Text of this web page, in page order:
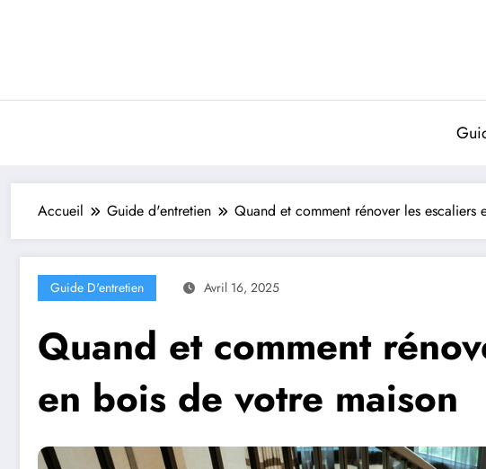
Accueil Guide d'entretien Quand et comment rénover les escaliers
Guide D'entretien Avril 16, 2025
Quand et comment
en bois de votre maison